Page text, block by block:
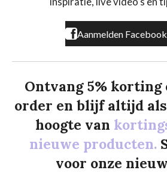
Aanmelden
Ontvang 5% korting
order en blijf altijd
hoogte van
nieuwe producten.
voor onze